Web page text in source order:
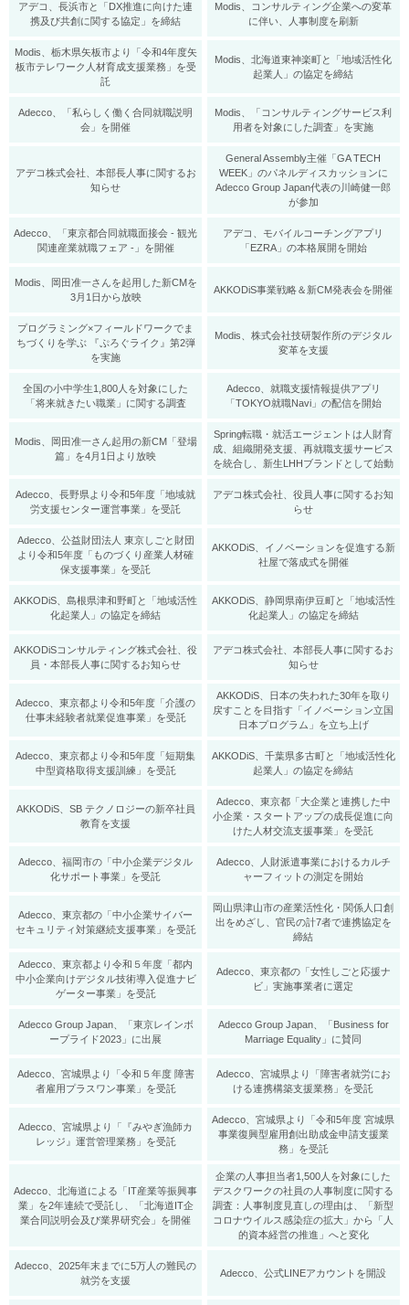
アデコ、長浜市と「DX推進に向けた連
携及び共創に関する協定」を締結
Modis、コンサルティング企業への変革
に伴い、人事制度を刷新
Modis、栃木県矢板市より「令和4年度矢
板市テレワーク人材育成支援業務」を受
託
Modis、北海道東神楽町と「地域活性化
起業人」の協定を締結
Adecco、「私らしく働く合同就職説明
会」を開催
Modis、「コンサルティングサービス利
用者を対象にした調査」を実施
アデコ株式会社、本部長人事に関するお
知らせ
General Assembly主催「GA TECH
WEEK」のパネルディスカッションに
Adecco Group Japan代表の川崎健一郎
が参加
Adecco、「東京都合同就職面接会 - 観光
関連産業就職フェア -」を開催
アデコ、モバイルコーチングアプリ
「EZRA」の本格展開を開始
Modis、岡田准一さんを起用した新CMを
3月1日から放映
AKKODiS事業戦略＆新CM発表会を開催
プログラミング×フィールドワークでま
ちづくりを学ぶ 『ぷろぐライク』第2弾
を実施
Modis、株式会社技研製作所のデジタル
変革を支援
全国の小中学生1,800人を対象にした
「将来就きたい職業」に関する調査
Adecco、就職支援情報提供アプリ
「TOKYO就職Navi」の配信を開始
Modis、岡田准一さん起用の新CM「登場
篇」を4月1日より放映
Spring転職・就活エージェントは人財育
成、組織開発支援、再就職支援サービス
を統合し、新生LHHブランドとして始動
Adecco、長野県より令和5年度「地域就
労支援センター運営事業」を受託
アデコ株式会社、役員人事に関するお知
らせ
Adecco、公益財団法人 東京しごと財団
より令和5年度「ものづくり産業人材確
保支援事業」を受託
AKKODiS、イノベーションを促進する新
社屋で落成式を開催
AKKODiS、島根県津和野町と「地域活性
化起業人」の協定を締結
AKKODiS、静岡県南伊豆町と「地域活性
化起業人」の協定を締結
AKKODiSコンサルティング株式会社、役
員・本部長人事に関するお知らせ
アデコ株式会社、本部長人事に関するお
知らせ
Adecco、東京都より令和5年度「介護の
仕事未経験者就業促進事業」を受託
AKKODiS、日本の失われた30年を取り
戻すことを目指す「イノベーション立国
日本プログラム」を立ち上げ
Adecco、東京都より令和5年度「短期集
中型資格取得支援訓練」を受託
AKKODiS、千葉県多古町と「地域活性化
起業人」の協定を締結
AKKODiS、SB テクノロジーの新卒社員
教育を支援
Adecco、東京都「大企業と連携した中
小企業・スタートアップの成長促進に向
けた人材交流支援事業」を受託
Adecco、福岡市の「中小企業デジタル
化サポート事業」を受託
Adecco、人財派遣事業におけるカルチ
ャーフィットの測定を開始
Adecco、東京都の「中小企業サイバー
セキュリティ対策継続支援事業」を受託
岡山県津山市の産業活性化・関係人口創
出をめざし、官民の計7者で連携協定を
締結
Adecco、東京都より令和５年度「都内
中小企業向けデジタル技術導入促進ナビ
ゲーター事業」を受託
Adecco、東京都の「女性しごと応援ナ
ビ」実施事業者に選定
Adecco Group Japan、「東京レインボ
ープライド2023」に出展
Adecco Group Japan、「Business for
Marriage Equality」に賛同
Adecco、宮城県より「令和５年度 障害
者雇用プラスワン事業」を受託
Adecco、宮城県より「障害者就労にお
ける連携構築支援業務」を受託
Adecco、宮城県より「『みやぎ漁師カ
レッジ』運営管理業務」を受託
Adecco、宮城県より「令和5年度 宮城県
事業復興型雇用創出助成金申請支援業
務」を受託
Adecco、北海道による「IT産業等振興事
業」を2年連続で受託し、「北海道IT企
業合同説明会及び業界研究会」を開催
企業の人事担当者1,500人を対象にした
デスクワークの社員の人事制度に関する
調査：人事制度見直しの理由は、「新型
コロナウイルス感染症の拡大」から「人
的資本経営の推進」へと変化
Adecco、2025年末までに5万人の難民の
就労を支援
Adecco、公式LINEアカウントを開設